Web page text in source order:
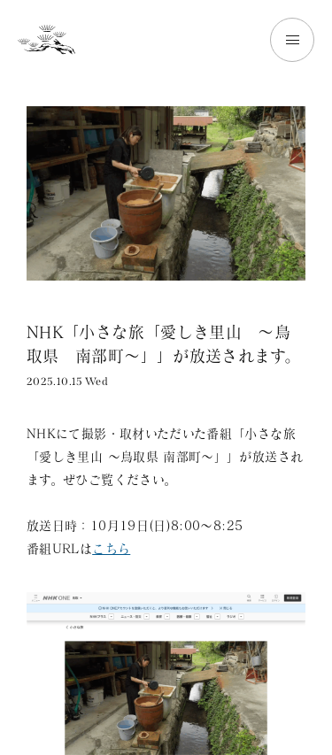
NHK「小さな旅「愛しき里山 ～鳥
取県 南部町～」」が放送されます。
2025.10.15 Wed
NHKにて撮影・取材いただいた番組「小さな旅
「愛しき里山 ～鳥取県 南部町～」」が放送され
ます。ぜひご覧ください。
放送日時：10月19日(日)8:00〜8:25
番組URLは こちら